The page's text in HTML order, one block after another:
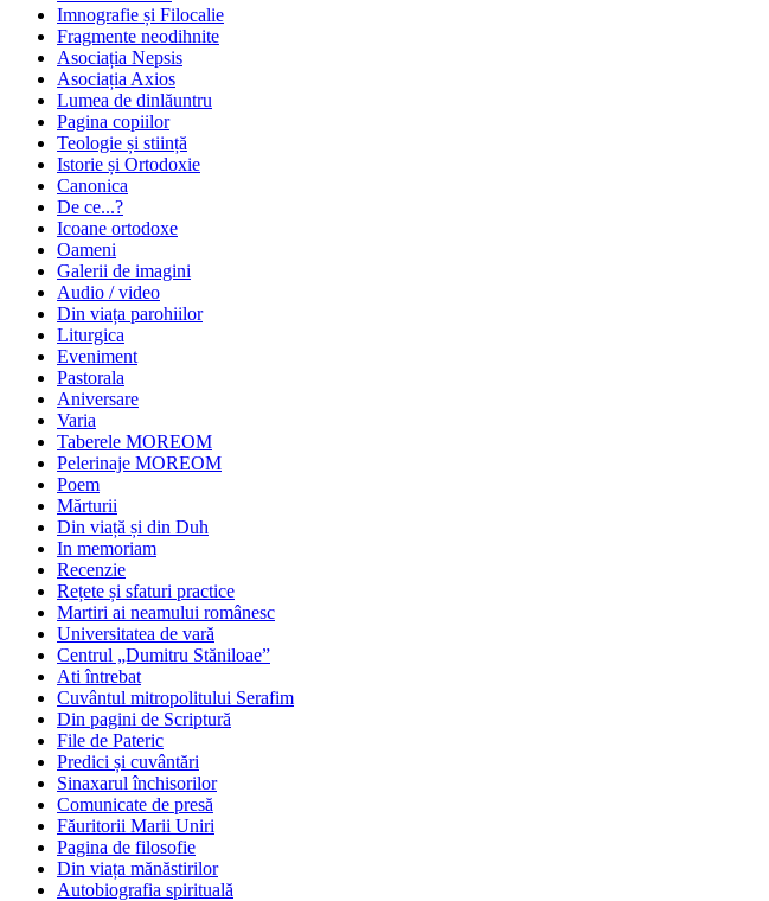
Imnografie și Filocalie
Fragmente neodihnite
Asociația Nepsis
Asociația Axios
Lumea de dinlăuntru
Pagina copiilor
Teologie și stiință
Istorie și Ortodoxie
Canonica
De ce...?
Icoane ortodoxe
Oameni
Galerii de imagini
Audio / video
Din viața parohiilor
Liturgica
Eveniment
Pastorala
Aniversare
Varia
Taberele MOREOM
Pelerinaje MOREOM
Poem
Mărturii
Din viață și din Duh
In memoriam
Recenzie
Rețete și sfaturi practice
Martiri ai neamului românesc
Universitatea de vară
Centrul „Dumitru Stăniloae”
Ati întrebat
Cuvântul mitropolitului Serafim
Din pagini de Scriptură
File de Pateric
Predici și cuvântări
Sinaxarul închisorilor
Comunicate de presă
Făuritorii Marii Uniri
Pagina de filosofie
Din viața mănăstirilor
Autobiografia spirituală